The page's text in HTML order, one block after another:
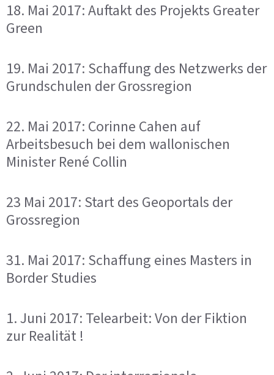
18. Mai 2017: Auftakt des Projekts Greater
Green
19. Mai 2017: Schaffung des Netzwerks der
Grundschulen der Grossregion
22. Mai 2017: Corinne Cahen auf
Arbeitsbesuch bei dem wallonischen
Minister René Collin
23 Mai 2017: Start des Geoportals der
Grossregion
31. Mai 2017: Schaffung eines Masters in
Border Studies
1. Juni 2017: Telearbeit: Von der Fiktion
zur Realität !